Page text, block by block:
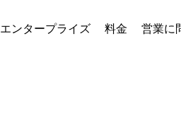
エンタープライズ 料金 営業に